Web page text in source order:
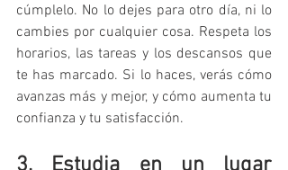
cúmplelo. No lo dejes para otro día, ni lo
cambies por cualquier cosa. Respeta los
horarios, las tareas y los descansos que
te has marcado. Si lo haces, verás cómo
avanzas más y mejor, y cómo aumenta tu
confianza y tu satisfacción.